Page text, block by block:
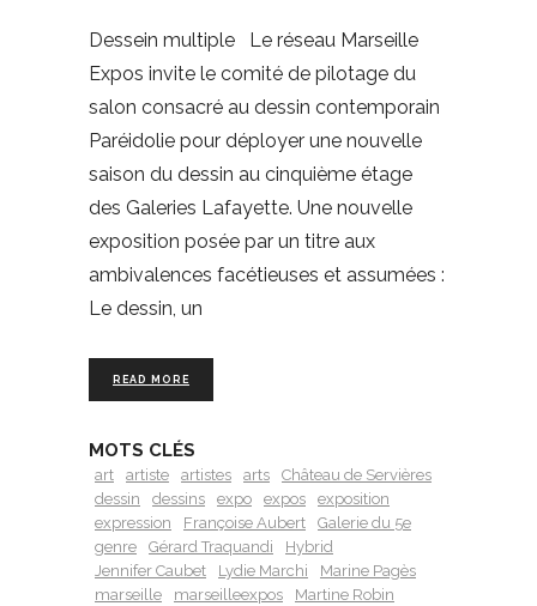
Dessein multiple Le réseau Marseille
Expos invite le comité de pilotage du
salon consacré au dessin contemporain
Paréidolie pour déployer une nouvelle
saison du dessin au cinquième étage
des Galeries Lafayette. Une nouvelle
exposition posée par un titre aux
ambivalences facétieuses et assumées :
Le dessin, un
READ MORE
MOTS CLÉS
art artiste artistes arts
Château de Servières
dessin
dessins expo expos
exposition
expression
Françoise Aubert
Galerie du 5e
genre
Gérard Traquandi
Hybrid
Jennifer Caubet
Lydie Marchi
Marine Pagès
marseille
marseilleexpos
Martine Robin